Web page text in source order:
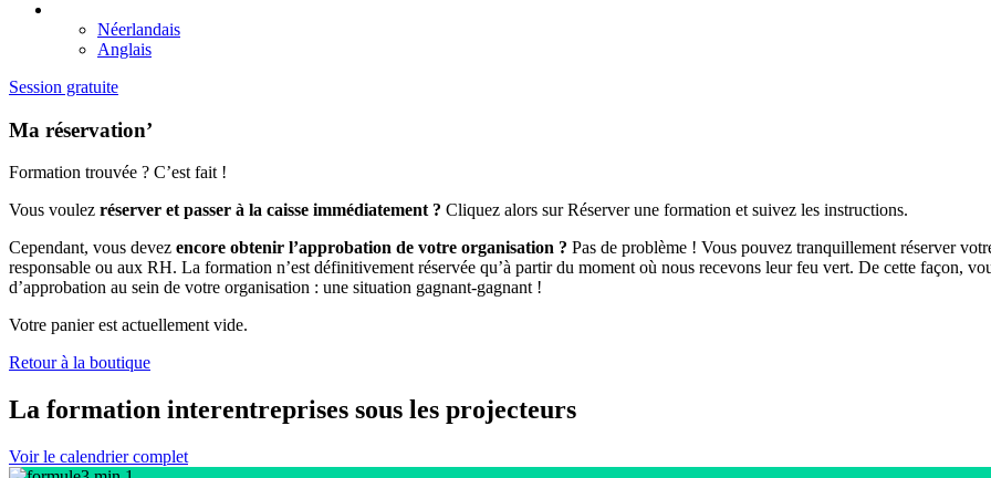
Néerlandais
Anglais
Session gratuite
Ma réservation’
Formation trouvée ? C’est fait !
Vous voulez réserver et passer à la caisse immédiatement ? Cliquez alors sur Réserver une formation et suivez les instructions.
Cependant, vous devez encore obtenir l’approbation de votre organisation ? Pas de problème ! Vous pouvez tranquillement réserver
responsable ou aux RH. La formation n’est définitivement réservée qu’à partir du moment où nous recevons leur feu vert. De cette façon,
d’approbation au sein de votre organisation : une situation gagnant-gagnant !
Votre panier est actuellement vide.
Retour à la boutique
La formation interentreprises sous les projecteurs
Voir le calendrier complet